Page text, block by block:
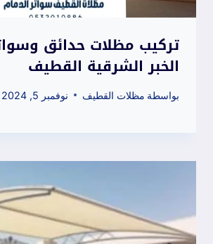
تركيب مظلات حدائق
الخبر الشرقية القطيف
بواسطة مظلات القطيف نوفمبر 5, 2024